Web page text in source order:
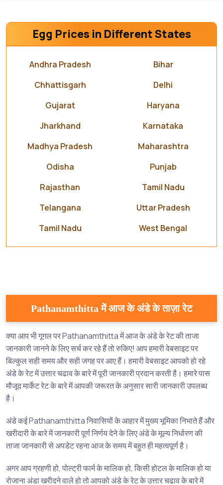
Egg Prices in Different States
Andhra Pradesh
Bihar
Chhattisgarh
Delhi
Gujarat
Haryana
Jharkhand
Karnataka
Madhya Pradesh
Maharashtra
Odisha
Punjab
Rajasthan
Tamil Nadu
Telangana
Uttar Pradesh
Tamil Nadu
West Bengal
Pathanamthitta में आज के अंडे के ताज़ा रेट
क्या आप भी गूगल पर Pathanamthitta में आज के अंडे के रेट की ताजा
जानकारी जानने के लिए सर्च कर रहे हैं तो रुकिए! आप हमारी वेबसाइट पर
बिल्कुल सही समय और सही जगह पर आए हैं। हमारी वेबसाइट आपको हो रहे
अंडे के रेट में उत्तार चढाव के बारे में पूरी जानकारी प्रदान करती है। हमारे पास
मौजूद मार्केट रेट के बारे में आपकी जरूरत के अनुसार सारी जानकारी उपलब्ध
है।
अंडे कई Pathanamthitta निवासियों के आहार में मुख्य भूमिका निभाते हैं और
खरीदारी के बारे में जानकारी पूर्ण निर्णय देने के लिए अंडे के मूल्य निर्धारण की
ताजा जानकारी से अपडेट रहना आज के समय में बहुत ही महत्वपूर्ण है।
अगर आप ग्रहणी हो, पोल्ट्री फार्म के मालिक हो, किसी होटल के मालिक हो या
रोजाना अंडा खरीदने वाले हो तो आपको अंडे के रेट के उत्तार चढाव के बारे में